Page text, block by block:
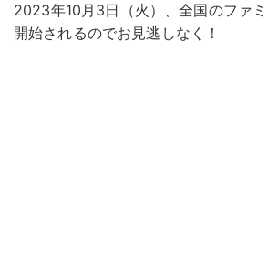
2023年10月3日（火）、全国のファ
開始されるのでお見逃しなく！